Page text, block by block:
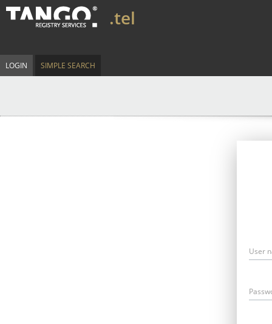
.tel
LOGIN SIMPLE SEARCH
User